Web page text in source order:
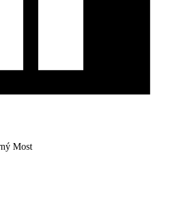
Most